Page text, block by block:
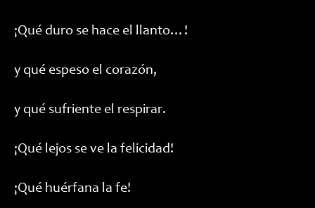
¡Qué duro se hace el llanto…!
y qué espeso el corazón,
y qué sufriente el respirar.
¡Qué lejos se ve la felicidad!
¡Qué huérfana la fe!